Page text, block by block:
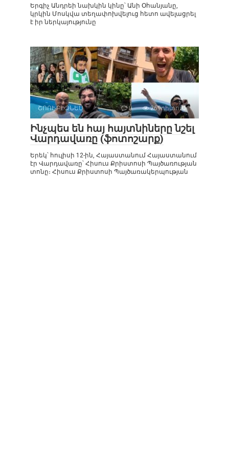
Երգիչ Անդրեի նախկին կինը՝ Անի Օհանյանը,
կրկին Մոսկվա տեղափոխվելուց հետո ավելացրել
է իր ներկայությունը
ՇՈՈՒ-ԲԻԶՆԵՍ 0 269դիտում
Ինչպես են հայ հայտնիները նշել
Վարդավառը (ֆոտոշարք)
Երեկ՝ հուլիսի 12-ին, Հայաստանում Հայաստանում
էր Վարդավառը՝ Հիսուս Քրիստոսի Պայծառության
տոնը։ Հիսուս Քրիստոսի Պայծառակերպության